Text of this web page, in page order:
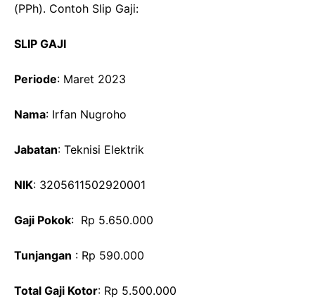
(PPh). Contoh Slip Gaji:
SLIP GAJI
Periode: Maret 2023
Nama: Irfan Nugroho
Jabatan: Teknisi Elektrik
NIK: 3205611502920001
Gaji Pokok: Rp 5.650.000
Tunjangan : Rp 590.000
Total Gaji Kotor: Rp 5.500.000